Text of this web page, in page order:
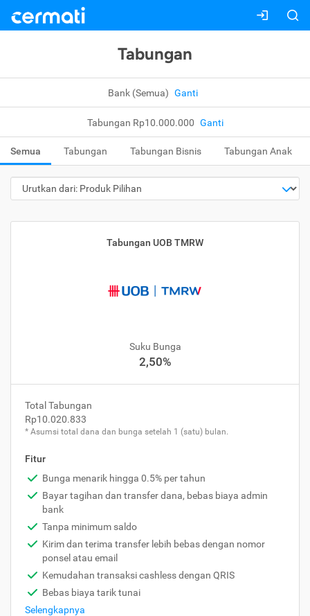
Tabungan
Bank (Semua) Ganti
Tabungan Rp10.000.000 Ganti
Semua Tabungan Tabungan Bisnis Tabungan Anak
Tabungan UOB TMRW
Suku Bunga
2,50%
Total Tabungan
Rp10.020.833
* Asumsi total dana dan bunga setelah 1 (satu) bulan.
Fitur
Bunga menarik hingga 0.5% per tahun
Bayar tagihan dan transfer dana, bebas biaya admin
bank
Tanpa minimum saldo
Kirim dan terima transfer lebih bebas dengan nomor
ponsel atau email
Kemudahan transaksi cashless dengan QRIS
Bebas biaya tarik tunai
Selengkapnya